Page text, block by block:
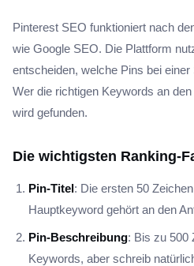
Pinterest SEO funktioniert nach
wie Google SEO. Die Plattform
entscheiden, welche Pins bei
Wer die richtigen Keywords an
wird gefunden.
Die wichtigsten Ranking-
Pin-Titel: Die ersten 50
Hauptkeyword gehört an den
Pin-Beschreibung: Bis zu 500
Keywords, aber schreib